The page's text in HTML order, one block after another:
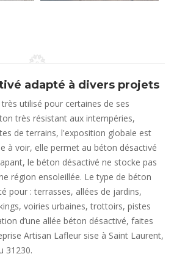
adapté à divers projets
utilisé pour certaines de ses
très résistant aux intempéries,
de terrains, l'exposition globale est
à voir, elle permet au béton désactivé
le béton désactivé ne stocke pas
région ensoleillée. Le type de béton
pour : terrasses, allées de jardins,
voiries urbaines, trottoirs, pistes
d’une allée béton désactivé, faites
Artisan Lafleur sise à Saint Laurent,
31230.